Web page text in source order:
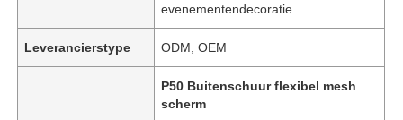
evenementendecoratie
Leverancierstype ODM, OEM
P50 Buitenschuur flexibel mesh
scherm